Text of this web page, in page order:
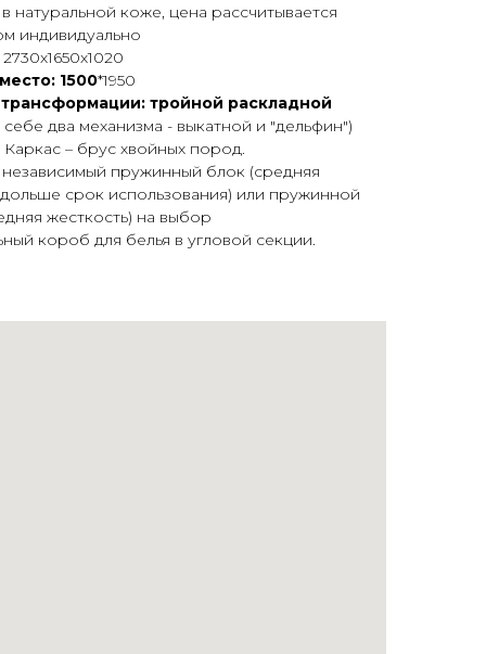
в натуральной коже, цена рассчитывается
индивидуально
2730х1650х1020
1500*1950
тройной раскладной
себе два механизма - выкатной и "дельфин")
Каркас – брус хвойных пород.
независимый пружинный блок (средняя
срок использования) или пружинной
жесткость) на выбор
короб для белья в угловой секции.